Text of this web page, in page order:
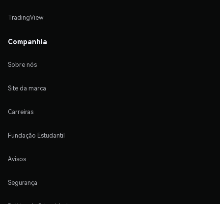
TradingView
Companhia
Sobre nós
Site da marca
Carreiras
Fundação Estudantil
Avisos
Segurança